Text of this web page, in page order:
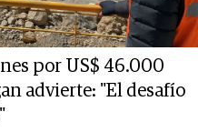
por US$ 46.000
advierte: "El desafío